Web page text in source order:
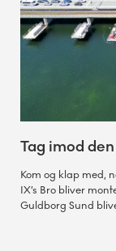
Tag imod
Kom og klap med,
IX’s Bro bliver
Guldborg Sund